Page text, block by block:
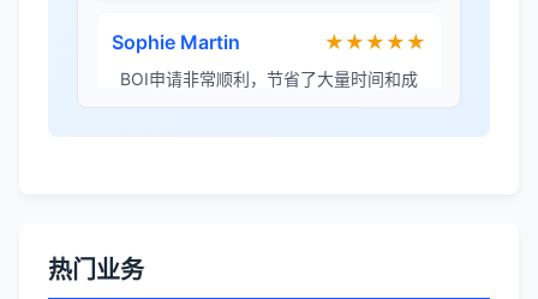
Robert Chen
热门业务